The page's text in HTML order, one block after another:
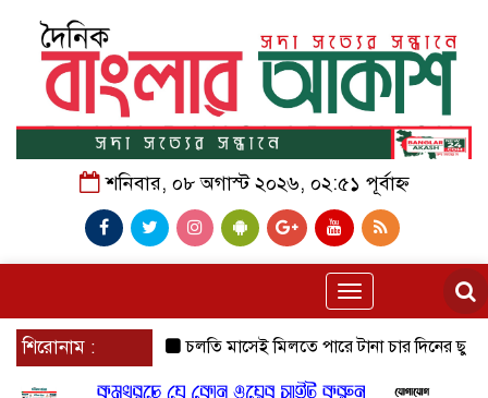
শনিবার, ০৮ অগাস্ট ২০২৬, ০২:৫১ পূর্বাহ্ন
Toggle
navigation
শিরোনাম : চলতি মাসেই মিলতে পারে টানা চার দিনের ছুটির